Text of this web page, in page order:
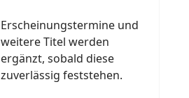
Erscheinungstermine und
weitere Titel werden
ergänzt, sobald diese
zuverlässig feststehen.